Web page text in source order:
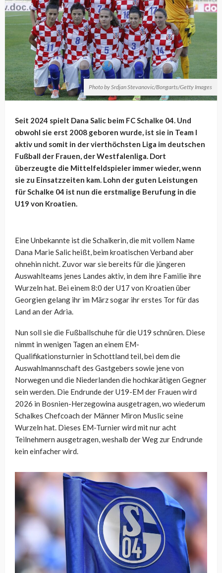
Photo by Srdjan Stevanovic/Bongarts/Getty Images
Seit 2024 spielt Dana Salic beim FC Schalke 04. Und
obwohl sie erst 2008 geboren wurde, ist sie in Team I
aktiv und somit in der vierthöchsten Liga im deutschen
Fußball der Frauen, der Westfalenliga. Dort
überzeugte die Mittelfeldspieler immer wieder, wenn
sie zu Einsatzzeiten kam. Lohn der guten Leistungen
für Schalke 04 ist nun die erstmalige Berufung in die
U19 von Kroatien.
Eine Unbekannte ist die Schalkerin, die mit vollem Name
Dana Marie Salic heißt, beim kroatischen Verband aber
ohnehin nicht. Zuvor war sie bereits für die jüngeren
Auswahlteams jenes Landes aktiv, in dem ihre Familie ihre
Wurzeln hat. Bei einem 8:0 der U17 von Kroatien über
Georgien gelang ihr im März sogar ihr erstes Tor für das
Land an der Adria.
Nun soll sie die Fußballschuhe für die U19 schnüren. Diese
nimmt in wenigen Tagen an einem EM-
Qualifikationsturnier in Schottland teil, bei dem die
Auswahlmannschaft des Gastgebers sowie jene von
Norwegen und die Niederlanden die hochkarätigen Gegner
sein werden. Die Endrunde der U19-EM der Frauen wird
2026 in Bosnien-Herzegowina ausgetragen, wo wiederum
Schalkes Chefcoach der Männer Miron Muslic seine
Wurzeln hat. Dieses EM-Turnier wird mit nur acht
Teilnehmern ausgetragen, weshalb der Weg zur Endrunde
kein einfacher wird.